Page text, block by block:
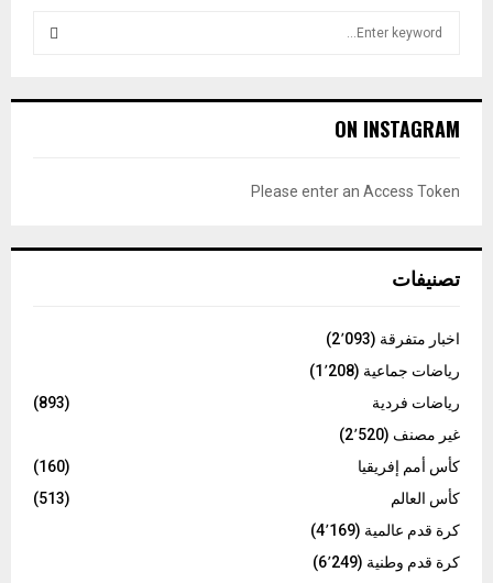
h
C
ON INSTAGRAM
Please enter an Access Token
تصنيفات
اخبار متفرقة (2٬093)
رياضات جماعية (1٬208)
رياضات فردية
(893)
غير مصنف (2٬520)
كأس أمم إفريقيا
(160)
كأس العالم
(513)
كرة قدم عالمية (4٬169)
كرة قدم وطنية (6٬249)